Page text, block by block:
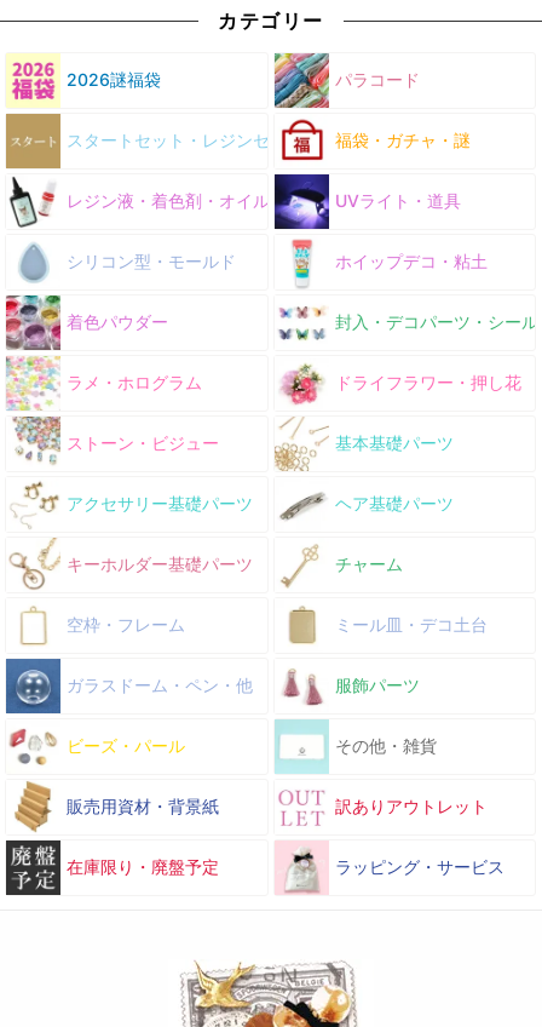
GreenOcean グリーン
カテゴリー
2026謎福袋 パラコード
スタートセット・レジンセット 福袋・ガチャ・謎
レジン液・着色剤・オイル UVライト・道具
シリコン型・モールド ホイップデコ・粘土
着色パウダー 封入・デコパーツ・シール
ラメ・ホログラム ドライフラワー・押し花
ストーン・ビジュー 基本基礎パーツ
アクセサリー基礎パーツ ヘア基礎パーツ
キーホルダー基礎パーツ チャーム
空枠・フレーム ミール皿・デコ土台
ガラスドーム・ペン・他 服飾パーツ
ビーズ・パール その他・雑貨
販売用資材・背景紙 訳ありアウトレット
在庫限り・廃盤予定 ラッピング・サービス